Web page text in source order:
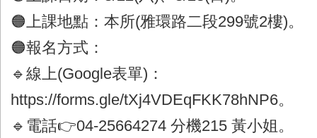
🟠上課地點：本所(雅環路二段299號2樓)。
🟠報名方式：
🔹線上(Google表單)：
https://forms.gle/tXj4VDEqFKK78hNP6。
🔹電話👉04-25664274 分機215 黃小姐。